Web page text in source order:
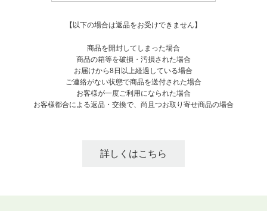
【以下の場合は返品をお受けできません】
商品を開封してしまった場合
商品の箱等を破損・汚損された場合
お届けから8日以上経過している場合
ご連絡がない状態で商品を送付された場合
お客様が一度ご利用になられた場合
お客様都合による返品・交換で、尚且つお取り寄せ商品の場合
詳しくはこちら